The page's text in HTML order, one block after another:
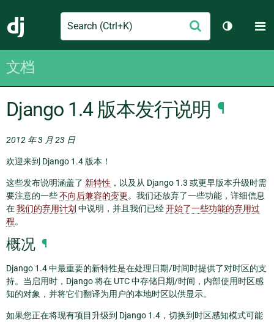
Django
Search
交
切换主题
文档
Django 1.4 版本发行说明 ¶
2012 年 3 月 23 日
欢迎来到 Django 1.4 版本！
这些发布说明涵盖了 新特性 ，以及从 Django 1.3 或更早版本升级时需
要注意的一些不向后兼容的变更。我们还放弃了一些功能，详细信息
在我们的弃用计划 中说明，并且我们已经开始了一些功能的弃用过
程。
概况 ¶
Django 1.4 中最重要的新特性是在处理日期/时间时提供了对时区的支
持。当启用时，Django 将在 UTC 中存储日期/时间，内部使用时区感
知的对象，并将它们翻译为用户的本地时区以供显示。
如果您正在将现有项目升级到 Django 1.4，切换到时区感知模式可能